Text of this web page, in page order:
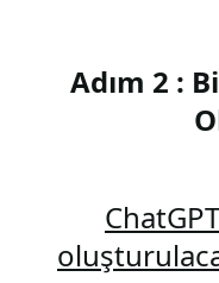
Adım 2 :